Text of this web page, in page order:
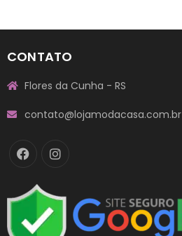
CONTATO
Flores da Cunha - RS
contato@lojamodacasa.com.br